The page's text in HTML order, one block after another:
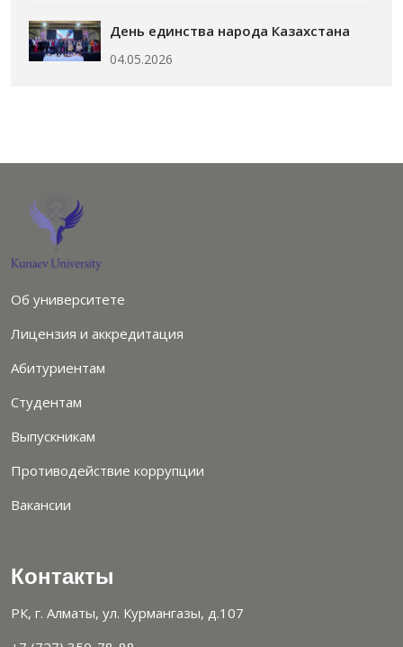
День единства народа Казахстана
04.05.2026
Об университете
Лицензия и аккредитация
Абитуриентам
Студентам
Выпускникам
Противодействие коррупции
Вакансии
Контакты
РК, г. Алматы, ул. Курмангазы, д.107